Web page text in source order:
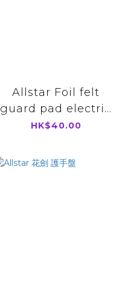
Allstar Foil felt
guard pad electri...
HK$40.00